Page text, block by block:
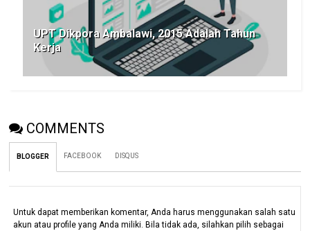
UPT Dikpora Ambalawi, 2015 Adalah Tahun
Kerja
COMMENTS
BLOGGER FACEBOOK DISQUS
Untuk dapat memberikan komentar, Anda harus menggunakan salah satu
akun atau profile yang Anda miliki. Bila tidak ada, silahkan pilih sebagai